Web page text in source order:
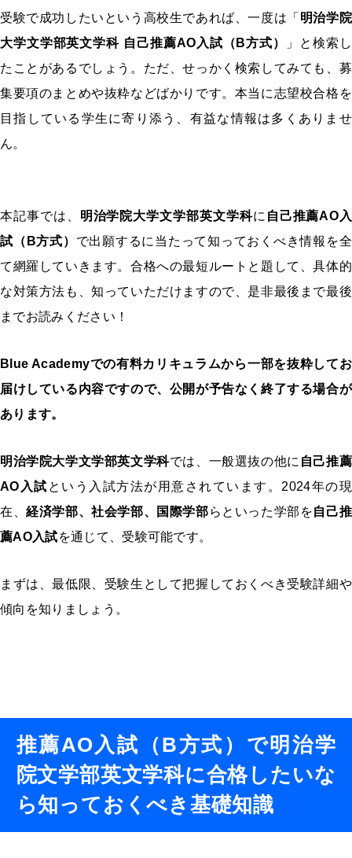
受験で成功したいという高校生であれば、一度は「 明治学院
大学文学部英文学科 自己推薦AO入試（B方式）
」と検索し
たことがあるでしょう。ただ、せっかく検索してみても、募
集要項のまとめや抜粋などばかりです。本当に志望校合格を
目指している学生に寄り添う、有益な情報は多くありませ
ん。
本記事では、 明治学院大学文学部英文学科に 自己推薦AO入
試（B方式） で出願するに当たって知っておくべき情報を全
て網羅していきます。合格への最短ルートと題して、具体的
な対策方法も、知っていただけますので、是非最後まで最後
までお読みください！
Blue Academyでの有料カリキュラムから一部を抜粋してお
届けしている内容ですので、公開が予告なく終了する場合が
あります。
明治学院大学文学部英文学科では、一般選抜の他に 自己推薦
AO入試 という入試方法が用意されています。2024年の現
在、経済学部、社会学部、国際学部らといった学部を自己推
薦AO入試を通じて、受験可能です。
まずは、最低限、受験生として把握しておくべき受験詳細や
傾向を知りましょう。
推薦AO入試（B方式）で明治学
院文学部英文学科に合格したいな
ら知っておくべき基礎知識